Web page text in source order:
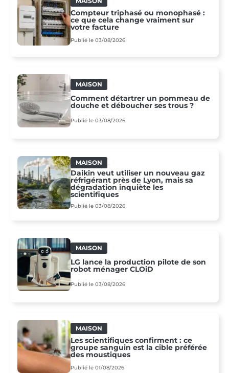
Compteur triphasé ou monophasé :
ce que cela change vraiment sur
votre facture
Publié le 03/08/2026
MAISON
Comment détartrer un pommeau de
douche et déboucher ses trous ?
Publié le 03/08/2026
MAISON
Daikin veut utiliser un nouveau gaz
réfrigérant près de Lyon, mais sa
dégradation inquiète les
scientifiques
Publié le 03/08/2026
MAISON
LG lance la production pilote de son
robot ménager CLOiD
Publié le 03/08/2026
MAISON
Les scientifiques confirment : ce
groupe sanguin est la cible préférée
des moustiques
Publié le 01/08/2026